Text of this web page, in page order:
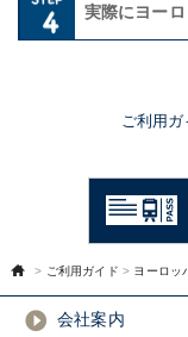
実際にヨー
ご利用
> ご利用ガイド > ヨーロッ
会社案内